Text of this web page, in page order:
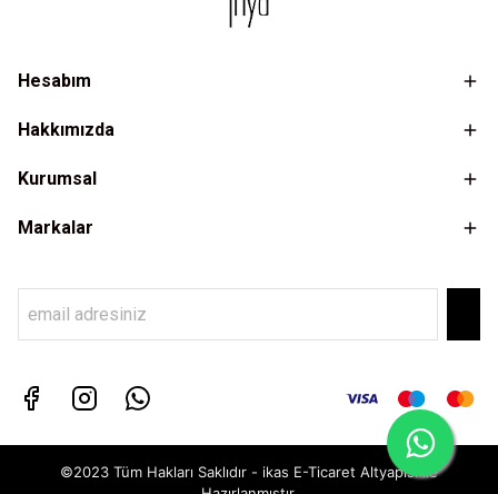
Hesabım
Hakkımızda
Kurumsal
Markalar
©2023 Tüm Hakları Saklıdır - ikas E-Ticaret Altyapısı ile